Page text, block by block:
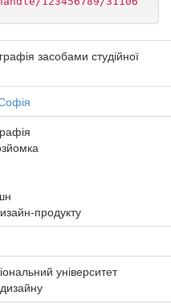
засобами студійної
продукту
університет